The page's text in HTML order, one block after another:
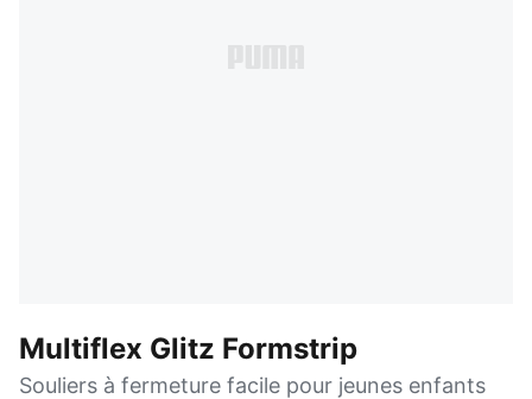
Multiflex Glitz Formstrip
Souliers à fermeture facile pour jeunes enfants